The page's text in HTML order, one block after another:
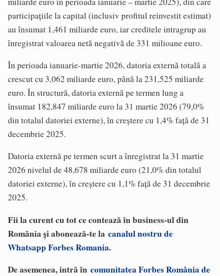
participațiile la capital (inclusiv profitul reinvestit estimat)
au însumat 1,461 miliarde euro, iar creditele intragrup au
înregistrat valoarea netă negativă de 331 milioane euro.
În perioada ianuarie-martie 2026, datoria externă totală a
crescut cu 3,062 miliarde euro, până la 231,525 miliarde
euro. În structură, datoria externă pe termen lung a
însumat 182,847 miliarde euro la 31 martie 2026 (79,0%
din totalul datoriei externe), în creștere cu 1,4% față de 31
decembrie 2025.
Datoria externă pe termen scurt a înregistrat la 31 martie
2026 nivelul de 48,678 miliarde euro (21,0% din totalul
datoriei externe), în creștere cu 1,1% față de 31 decembrie
2025.
Fii la curent cu tot ce contează în business-ul din
România și abonează-te la canalul nostru de
Whatsapp Forbes Romania.
De asemenea, intră în comunitatea Forbes România de